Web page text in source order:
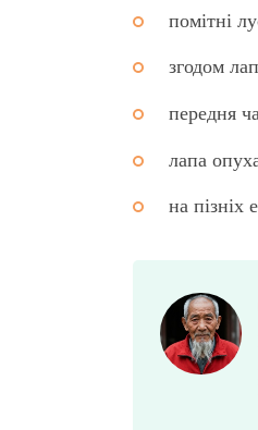
помітні
згодом
передня
лапа
на пізніх